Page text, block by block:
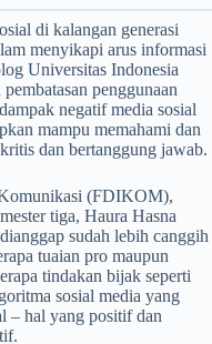
di kalangan generasi
menyikapi arus informasi
Universitas Indonesia
penggunaan
negatif media sosial
mampu memahami dan
dan bertanggung jawab.
(FDIKOM),
tiga, Haura Hasna
sudah lebih canggih
tuaian pro maupun
tindakan bijak seperti
sosial media yang
– hal yang positif dan